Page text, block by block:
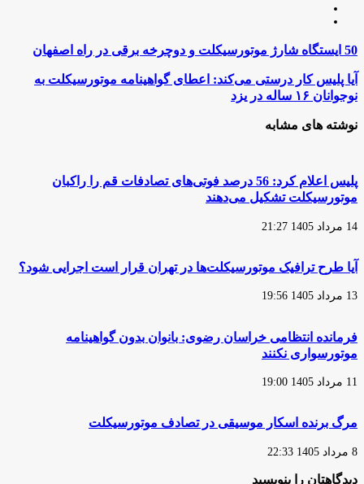
50
شارژ
موتورسیکلت
و
برقی
50 ایستگاه شارژ موتورسیکلت و دوچرخه برقی در راه اصفهان
آیا
پلیس
کار
درستی
می‌کند:
موتورسیکلت
به
نوجوانان
ساله‌
یزد
آیا پلیس کار درستی می‌کند: اعطای گواهینامه موتورسیکلت به
نوجوانان ۱۶ ساله‌ در یزد
نوشته های مشابه
پلیس اعلام کرد: 56 درصد فوتی‌های تصادفات قم را راکبان
موتورسیکلت تشکیل می‌دهند
14 مرداد 1405 21:27
آیا طرح ترافیک موتورسیکلت‌ها در تهران قرار است اجرایی شود؟
13 مرداد 1405 19:56
فرمانده انتظامی خراسان رضوی: بانوان بدون گواهینامه
موتورسواری نکنند
11 مرداد 1405 19:00
مرگ برنده اسکار موسیقی در تصادف موتورسیکلت
8 مرداد 1405 22:33
دیدگاهتان را بنویسید